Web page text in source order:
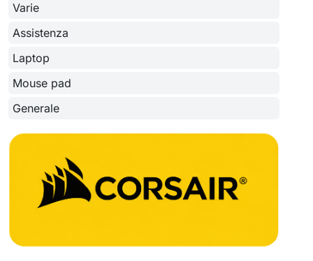
Varie
Assistenza
Laptop
Mouse pad
Generale